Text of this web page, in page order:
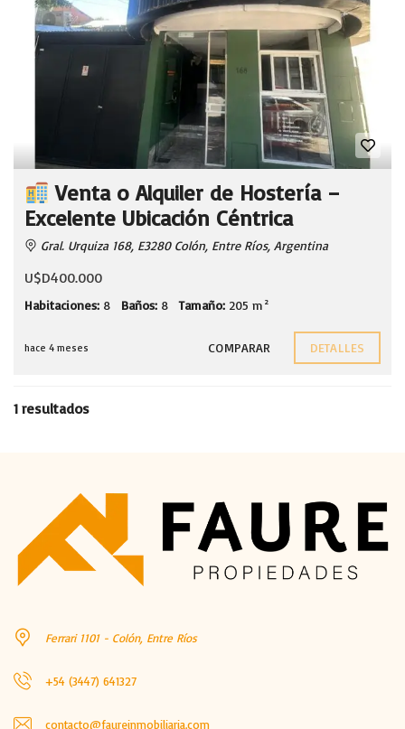
Venta o Alquiler de Hostería –
Excelente Ubicación Céntrica
Gral. Urquiza 168, E3280 Colón, Entre Ríos, Argentina
U$D400.000
Habitaciones: 8 Baños: 8 Tamaño: 205 m²
hace 4 meses COMPARAR DETALLES
1 resultados
Ferrari 1101 - Colón, Entre Ríos
+54 (3447) 641327
contacto@faureinmobiliaria.com